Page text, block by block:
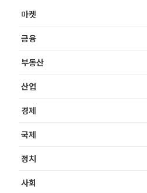
마켓
금융
부동산
산업
경제
국제
정치
사회